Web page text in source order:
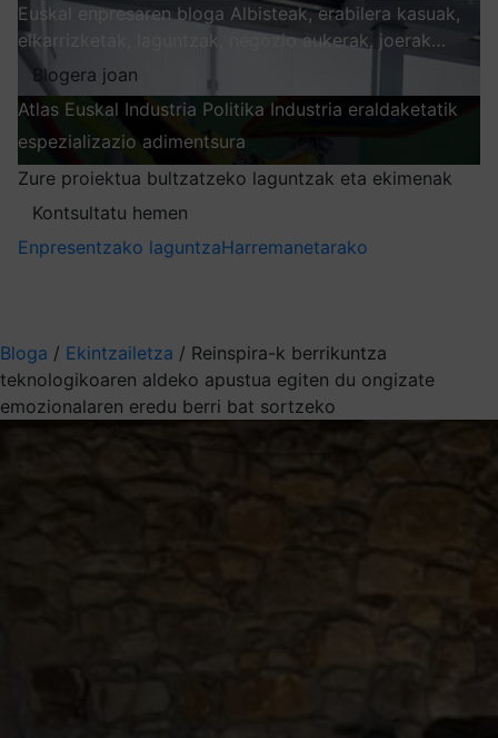
Euskal enpresaren bloga Albisteak, erabilera kasuak,
elkarrizketak, laguntzak, negozio aukerak, joerak…
Blogera joan
Atlas Euskal Industria Politika Industria eraldaketatik
espezializazio adimentsura
Zure proiektua bultzatzeko laguntzak eta ekimenak
Kontsultatu hemen
Enpresentzako laguntzaHarremanetarako
Bloga / Ekintzailetza / Reinspira-k berrikuntza
teknologikoaren aldeko apustua egiten du ongizate
emozionalaren eredu berri bat sortzeko